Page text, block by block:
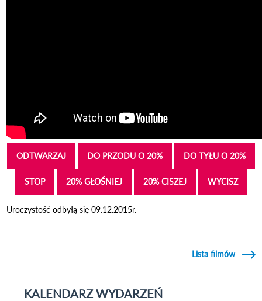
ODTWARZAJ DO PRZODU O 20% DO TYŁU O 20%
STOP 20% GŁOŚNIEJ 20% CISZEJ WYCISZ
Uroczystość odbyłą się 09.12.2015r.
Lista filmów
KALENDARZ WYDARZEŃ